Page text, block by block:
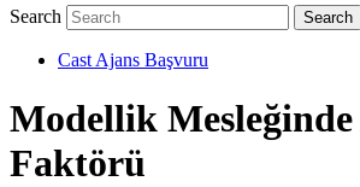
Search
Cast Ajans Başvuru
Modellik
Faktörü